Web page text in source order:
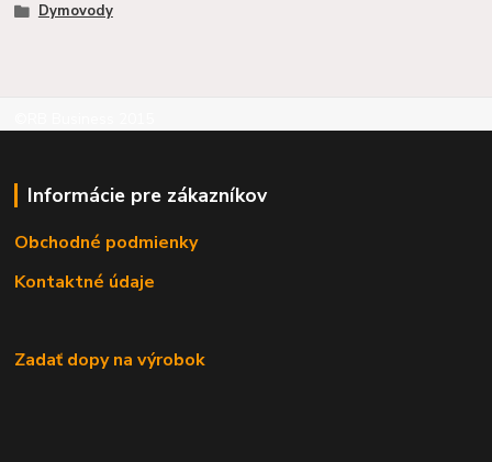
Dymovody
Informácie pre zákazníkov
Obchodné podmienky
Kontaktné údaje
Zadať dopy na výrobok